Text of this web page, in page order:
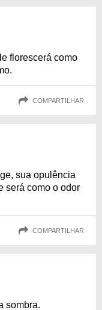
florescerá como
COMPARTILHAR
sua opulência
será como o odor
COMPARTILHAR
sombra.